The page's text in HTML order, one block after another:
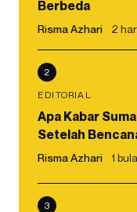
Berbeda
Risma Azhari 2
2
EDITORIAL
Apa Kabar
Setelah
Risma Azhari 1
3